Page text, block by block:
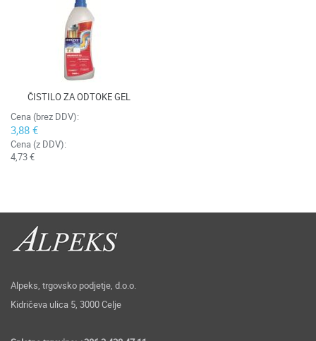
ČISTILO ZA ODTOKE GEL
Cena (brez DDV):
3,88 €
Cena (z DDV):
4,73 €
Alpeks, trgovsko podjetje, d.o.o.
Kidričeva ulica 5, 3000 Celje